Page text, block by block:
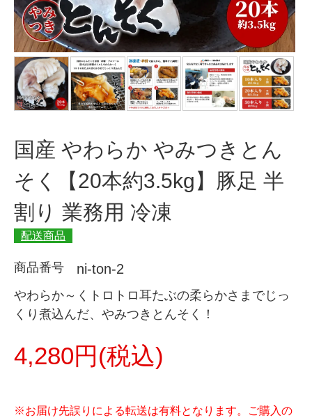
国産 やわらか やみつきとん
そく【20本約3.5kg】豚足 半
割り 業務用 冷凍
配送商品
商品番号 ni-ton-2
やわらか～くトロトロ耳たぶの柔らかさまでじっ
くり煮込んだ、やみつきとんそく！
4,280円(税込)
※お届け先誤りによる転送は有料となります。ご購入の